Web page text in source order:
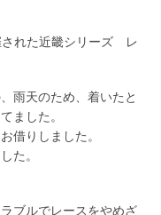
された近畿シリーズ レ
雨天のため、着いたと
ました。
借りしました。
た。
ブルでレースをやめざ